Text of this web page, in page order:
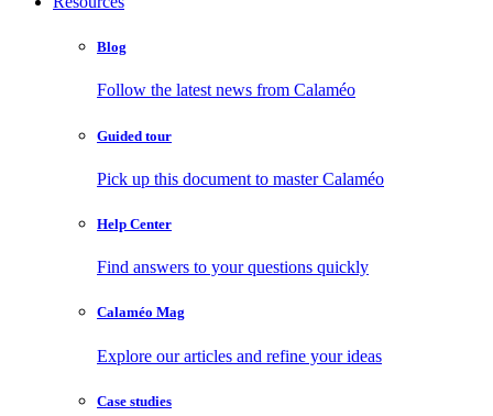
Blog
Follow the latest news from Calaméo
Guided tour
Pick up this document to master Calaméo
Help Center
Find answers to your questions quickly
Calaméo Mag
Explore our articles and refine your ideas
Case studies